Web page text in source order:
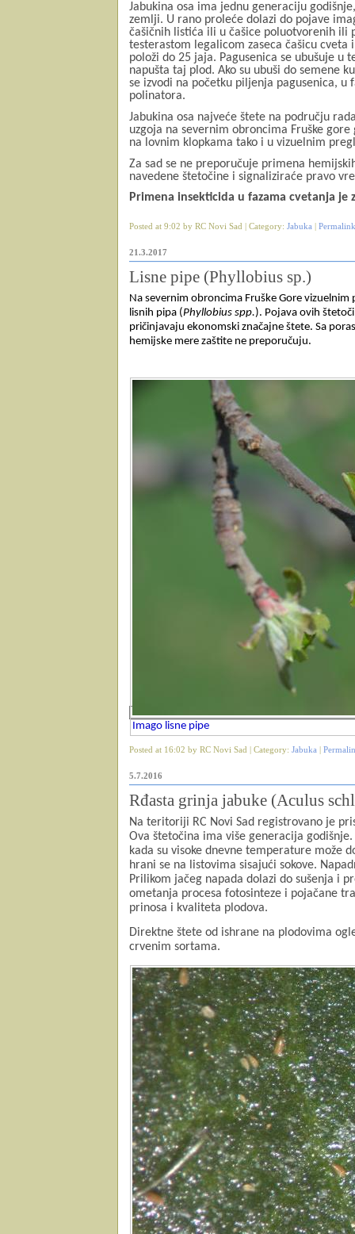
Jabukina osa ima jednu generaciju
zemlji. U rano proleće dolazi do pojave
čašičnih listića ili u čašice poluotvorenih ili
testerastom legalicom zaseca čašicu cveta
položi do 25 jaja. Pagusenica se ubušuje
napušta taj plod. Ako su ubuši do semene
se izvodi na početku piljenja pagusenica, u
polinatora.
Jabukina osa najveće štete na području
uzgoja na severnim obroncima Fruške
na lovnim klopkama tako i u vizuelnim
Za sad se ne preporučuje primena
navedene štetočine i signaliziraće pravo
Primena insekticida u fazama cvetanja je
Posted at 9:02 by RC Novi Sad | Category: Jabuka Permalink
21.3.2017
Lisne pipe (Phyllobius sp.)
Na severnim obroncima Fruške Gore
lisnih pipa (Phyllobius spp.). Pojava ovih
pričinjavaju ekonomski značajne štete. Sa
hemijske mere zaštite ne preporučuju.
Imago lisne pipe
Posted at 16:02 by RC Novi Sad | Category: Jabuka
5.7.2016
Rđasta grinja jabuke (Aculus
Na teritoriji RC Novi Sad registrovano je
Ova štetočina ima više generacija
kada su visoke dnevne temperature može
hrani se na listovima sisajući sokove.
Prilikom jačeg napada dolazi do sušenja i
ometanja procesa fotosinteze i pojačane
prinosa i kvaliteta plodova.
Direktne štete od ishrane na plodovima
crvenim sortama.